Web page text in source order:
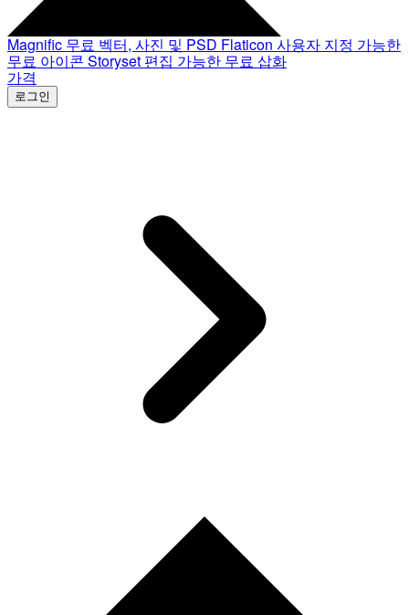
Magnific 무료 벡터, 사진 및 PSD Flaticon 사용자 지정 가능한
무료 아이콘 Storyset 편집 가능한 무료 삽화
가격
로그인